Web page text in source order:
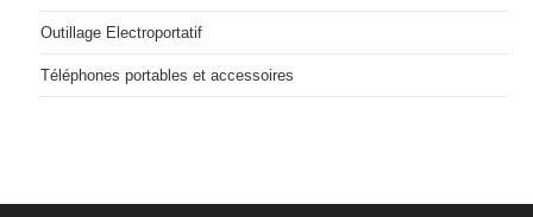
Outillage Electroportatif
Téléphones portables et accessoires